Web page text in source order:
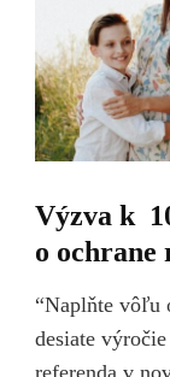
Výzva k
o ochrane
“Naplňte vôľu
desiate